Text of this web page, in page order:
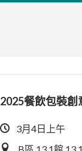
2025餐飲包裝
3月4日上午